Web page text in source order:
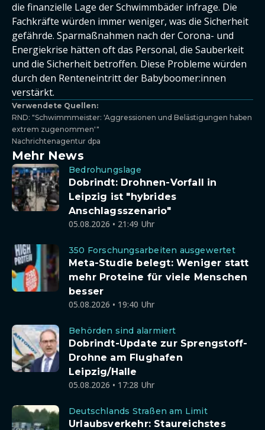
die finanzielle Lage der Schwimmbäder infrage. Die
Fachkräfte würden immer weniger, was die Sicherheit
gefährde. Sparmaßnahmen nach der Corona- und
Energiekrise hätten oft das Personal, die Sauberkeit
und die Sicherheit betroffen. Diese Probleme würden
durch den Renteneintritt der Babyboomer:innen
verstärkt.
Verwendete Quellen:
RND: "Schwimmmeister: 'Aggressionen und Belästigungen haben
extrem zugenommen'"
Nachrichtenagentur dpa
Mehr News
Bedrohungslage
Dobrindt: Drohnen-Vorfall in
Leipzig ist "hybrides
Anschlagsszenario"
05.08.2026 • 21:49 Uhr
350 Forschungsarbeiten ausgewertet
Meta-Studie belegt: Weniger statt
mehr Proteine für viele Menschen
besser
05.08.2026 • 19:40 Uhr
Behörden sind alarmiert
Dobrindt-Update zur Sprengstoff-
Drohne am Flughafen
Leipzig/Halle
05.08.2026 • 17:28 Uhr
Deutschlands Straßen am Limit
Urlaubsverkehr: Staureichstes